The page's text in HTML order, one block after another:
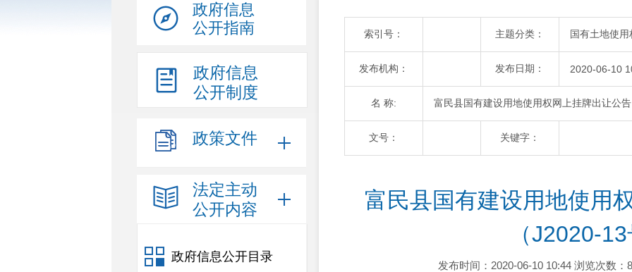
政府信息
公开指南
政府信息
公开制度
政策文件
法定主动
公开内容
政府信息公开目录
索引号： 主题分类： 国有土地使用
发布机构： 发布日期： 2020-06-10
名 称: 富民县国有建设用地使用权网上挂牌出让公告
文号： 关键字：
富民县国有建设用地使用
（J2020-13
发布时间：2020-06-10 10:44 浏览次数：